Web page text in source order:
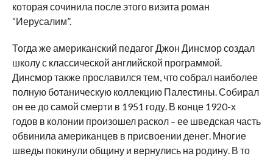
которая сочинила после этого визита роман
“Иерусалим”.
Тогда же американский педагог Джон Динсмор создал
школу с классической английской программой.
Динсмор также прославился тем, что собрал наиболее
полную ботаническую коллекцию Палестины. Собирал
он ее до самой смерти в 1951 году. В конце 1920-х
годов в колонии произошел раскол – ее шведская часть
обвинила американцев в присвоении денег. Многие
шведы покинули общину и вернулись на родину. В то